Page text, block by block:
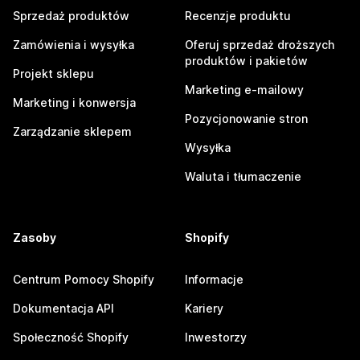
Sprzedaż produktów
Zamówienia i wysyłka
Projekt sklepu
Marketing i konwersja
Zarządzanie sklepem
Recenzje produktu
Oferuj sprzedaż droższych
produktów i pakietów
Marketing e-mailowy
Pozycjonowanie stron
Wysyłka
Waluta i tłumaczenie
Zasoby
Centrum Pomocy Shopify
Dokumentacja API
Społeczność Shopify
Shopify
Informacje
Kariery
Inwestorzy